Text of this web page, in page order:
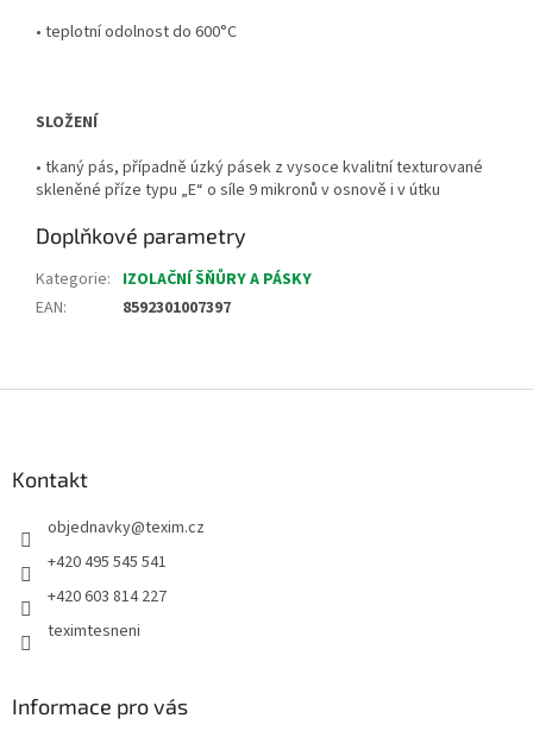
• teplotní odolnost do 600°C
SLOŽENÍ
• tkaný pás, případně úzký pásek z vysoce kvalitní texturované
skleněné příze typu „E“ o síle 9 mikronů v osnově i v útku
Doplňkové parametry
Kategorie: IZOLAČNÍ ŠŇŮRY A PÁSKY
EAN: 8592301007397
Kontakt
objednavky@texim.cz
+420 495 545 541
+420 603 814 227
teximtesneni
Informace pro vás